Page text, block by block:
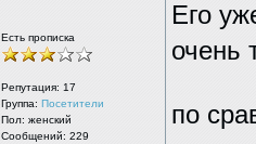
Есть прописка
Репутация: 17
Группа: Посетители
Пол: женский
Сообщений: 229
Его
очень
по